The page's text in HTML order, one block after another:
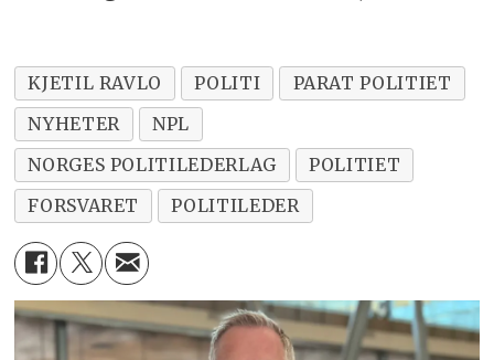
KJETIL RAVLO POLITI
PARAT POLITIET
NYHETER
NPL
NORGES POLITILEDERLAG
POLITIET
FORSVARET
POLITILEDER